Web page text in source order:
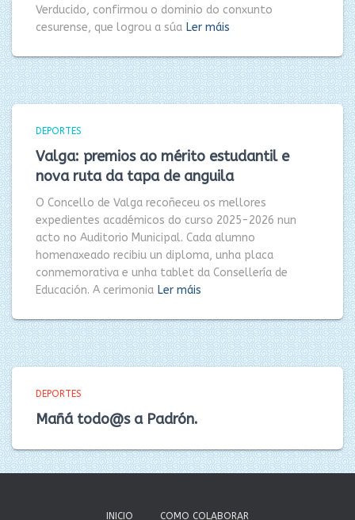
Verducido, confirmou o dominio do conxunto
cesurense, que logrou a súa Ler máis
DEPORTES
Valga: premios ao mérito estudantil e
nova ruta da tapa de anguila
O Concello de Valga recoñeceu os mellores
expedientes académicos do curso 2025-2026 nun
acto no Auditorio Municipal. Cada alumno
homenaxeado recibiu un diploma, unha placa
conmemorativa e unha tablet da Consellería de
Educación. A cerimonia Ler máis
DEPORTES
Mañá todo@s a Padrón.
INICIO COMO COLABORAR